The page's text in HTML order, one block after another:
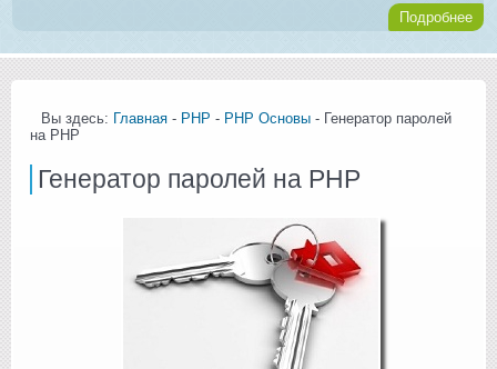
Подробнее
Вы здесь: Главная - PHP - PHP Основы - Генератор паролей
на PHP
Генератор паролей на PHP